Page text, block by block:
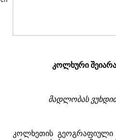
კოლხური
მადლობას
კოლხეთის გეოგრაფიული